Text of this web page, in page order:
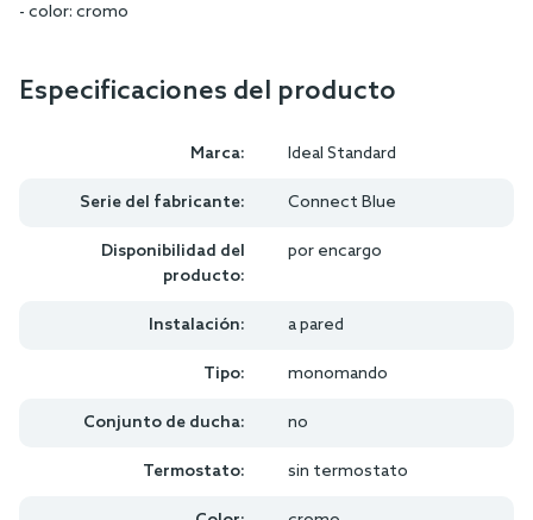
- color: cromo
Especificaciones del producto
Marca: Ideal Standard
Serie del fabricante: Connect Blue
Disponibilidad del
producto:
por encargo
Instalación: a pared
Tipo: monomando
Conjunto de ducha: no
Termostato: sin termostato